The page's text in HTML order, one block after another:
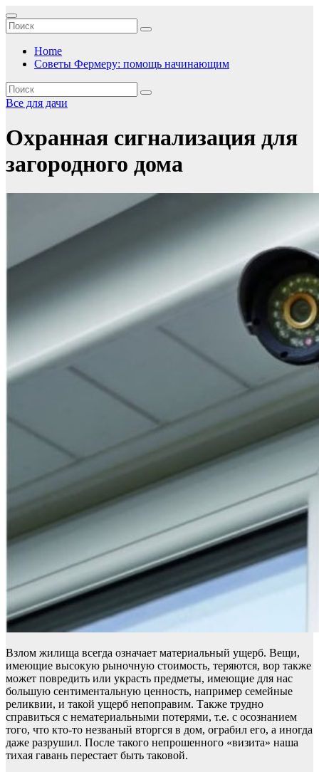
Перейти
к
содержимому
Home
Советы Фермеру: помощь начинающим
Все для дачи
Охранная сигнализация для
загородного дома
Взлом жилища всегда означает материальный ущерб. Вещи,
имеющие высокую рыночную стоимость, теряются, вор также
может повредить или украсть предметы, имеющие для нас
большую сентиментальную ценность, например семейные
реликвии, и такой ущерб непоправим. Также трудно
справиться с нематериальными потерями, т.е. с осознанием
того, что кто-то незваный вторгся в дом, ограбил его, а иногда
даже разрушил. После такого непрошенного «визита» наша
тихая гавань перестает быть таковой.